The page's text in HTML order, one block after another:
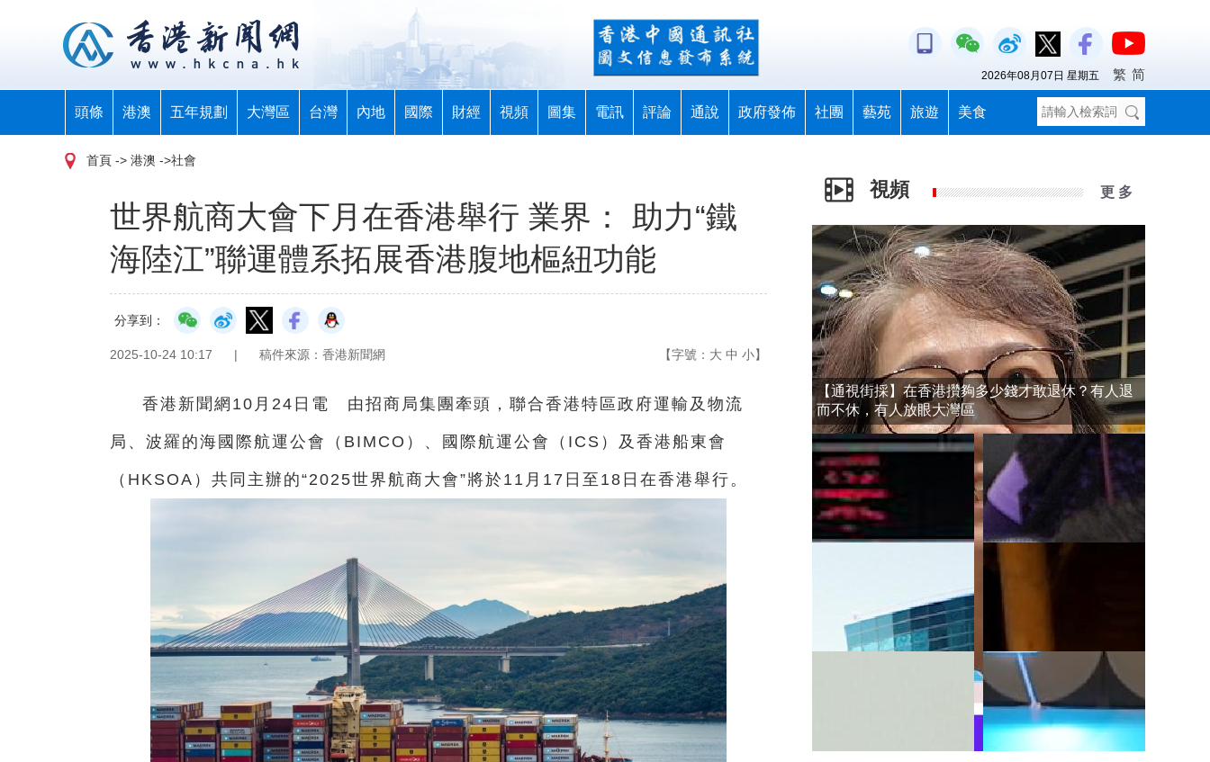
頭條 港澳 五年規劃 大灣區 台灣 內地 國際 財經 視頻 圖集 電訊 評論 通說 政府發佈 社團 藝苑 旅遊 美食
2026年08月07日 星期五 繁 简
首頁 -> 港澳 ->社會
世界航商大會下月在香港舉行 業界： 助力“鐵
海陸江”聯運體系拓展香港腹地樞紐功能
分享到：
2025-10-24 10:17 | 稿件來源：香港新聞網 【字號： 大 中 小】
香港新聞網10月24日電 由招商局集團牽頭，聯合香港特區政府運輸及物流
局、波羅的海國際航運公會（BIMCO）、國際航運公會（ICS）及香港船東會
（HKSOA）共同主辦的“2025世界航商大會”將於11月17日至18日在香港舉行。
視頻 更 多
【通視街採】在香港攢夠多少錢才敢退休？有人退
而不休，有人放眼大灣區